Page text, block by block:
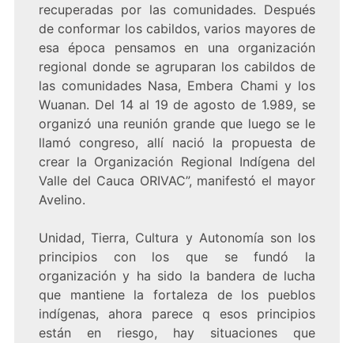
recuperadas por las comunidades. Después
de conformar los cabildos, varios mayores de
esa época pensamos en una organización
regional donde se agruparan los cabildos de
las comunidades Nasa, Embera Chami y los
Wuanan. Del 14 al 19 de agosto de 1.989, se
organizó una reunión grande que luego se le
llamó congreso, allí nació la propuesta de
crear la Organización Regional Indígena del
Valle del Cauca ORIVAC”, manifestó el mayor
Avelino.
Unidad, Tierra, Cultura y Autonomía son los
principios con los que se fundó la
organización y ha sido la bandera de lucha
que mantiene la fortaleza de los pueblos
indígenas, ahora parece q esos principios
están en riesgo, hay situaciones que